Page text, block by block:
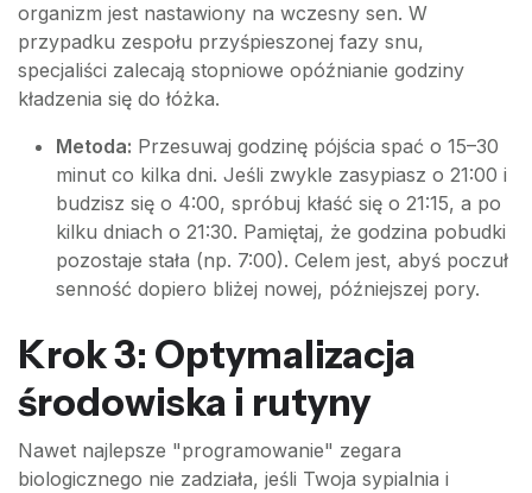
organizm jest nastawiony na wczesny sen. W
przypadku zespołu przyśpieszonej fazy snu,
specjaliści zalecają stopniowe opóźnianie godziny
kładzenia się do łóżka.
Metoda: Przesuwaj godzinę pójścia spać o 15–30
minut co kilka dni. Jeśli zwykle zasypiasz o 21:00 i
budzisz się o 4:00, spróbuj kłaść się o 21:15, a po
kilku dniach o 21:30. Pamiętaj, że godzina pobudki
pozostaje stała (np. 7:00). Celem jest, abyś poczuł
senność dopiero bliżej nowej, późniejszej pory.
Krok 3: Optymalizacja
środowiska i rutyny
Nawet najlepsze "programowanie" zegara
biologicznego nie zadziała, jeśli Twoja sypialnia i